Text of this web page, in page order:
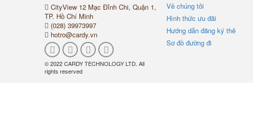
CityView 12 Mạc Đỉnh Chi, Quận 1,
TP. Hồ Chí Minh
(028) 39973997
hotro@cardy.vn
© 2022 CARDY TECHNOLOGY LTD. All
rights reserved
Về chúng tôi
Hình thức ưu đãi
Hướng dẫn đăng ký thẻ
Sơ đồ đường đi